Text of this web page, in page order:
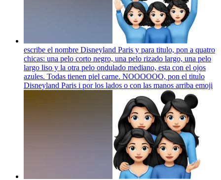
escribe el nombre Disneyland Paris y para titulo, pon a quatro
chicas: una pelo corto negro, una pelo rizado largo, una pelo
largo liso y la otra pelo ondulado mediano, esta con el ojos
azules. Todas tienen piel carne. NOOOOOO, pon el titulo
Disneyland Paris i por los lados o con las manos arriba emoji